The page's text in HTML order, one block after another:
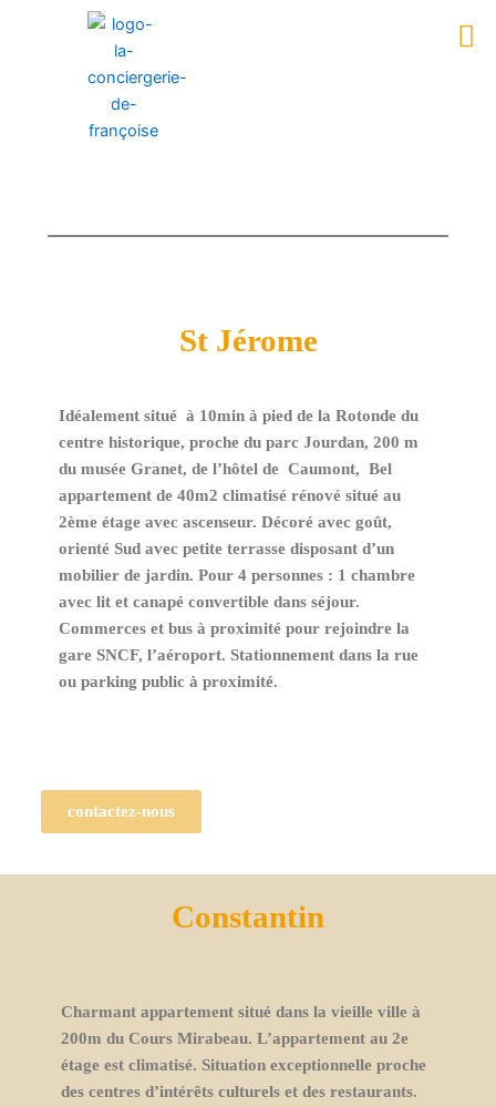
St Jérome
Idéalement situé à 10min à pied de la Rotonde du
centre historique, proche du parc Jourdan, 200 m
du musée Granet, de l’hôtel de Caumont, Bel
appartement de 40m2 climatisé rénové situé au
2ème étage avec ascenseur. Décoré avec goût,
orienté Sud avec petite terrasse disposant d’un
mobilier de jardin. Pour 4 personnes : 1 chambre
avec lit et canapé convertible dans séjour.
Commerces et bus à proximité pour rejoindre la
gare SNCF, l’aéroport. Stationnement dans la rue
ou parking public à proximité.
contactez-nous
Constantin
Charmant appartement situé dans la vieille ville à
200m du Cours Mirabeau. L’appartement au 2e
étage est climatisé. Situation exceptionnelle proche
des centres d’intérêts culturels et des restaurants.